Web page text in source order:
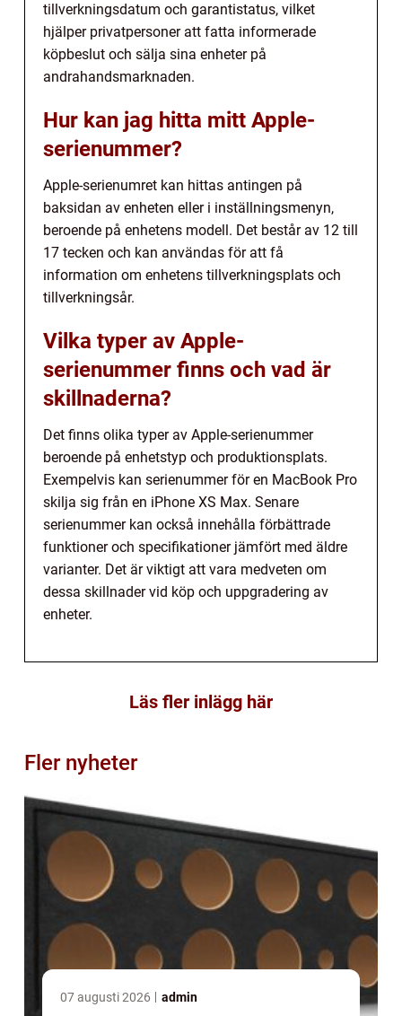
tillverkningsdatum och garantistatus, vilket
hjälper privatpersoner att fatta informerade
köpbeslut och sälja sina enheter på
andrahandsmarknaden.
Hur kan jag hitta mitt Apple-
serienummer?
Apple-serienumret kan hittas antingen på
baksidan av enheten eller i inställningsmenyn,
beroende på enhetens modell. Det består av 12 till
17 tecken och kan användas för att få
information om enhetens tillverkningsplats och
tillverkningsår.
Vilka typer av Apple-
serienummer finns och vad är
skillnaderna?
Det finns olika typer av Apple-serienummer
beroende på enhetstyp och produktionsplats.
Exempelvis kan serienummer för en MacBook Pro
skilja sig från en iPhone XS Max. Senare
serienummer kan också innehålla förbättrade
funktioner och specifikationer jämfört med äldre
varianter. Det är viktigt att vara medveten om
dessa skillnader vid köp och uppgradering av
enheter.
Läs fler inlägg här
Fler nyheter
07 augusti 2026 admin